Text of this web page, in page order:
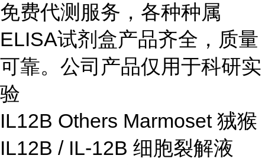
免费代测服务，各种种属
ELISA试剂盒产品齐全，质量
可靠。公司产品仅用于科研实
验
IL12B Others Marmoset 狨猴
IL12B / IL-12B 细胞裂解液